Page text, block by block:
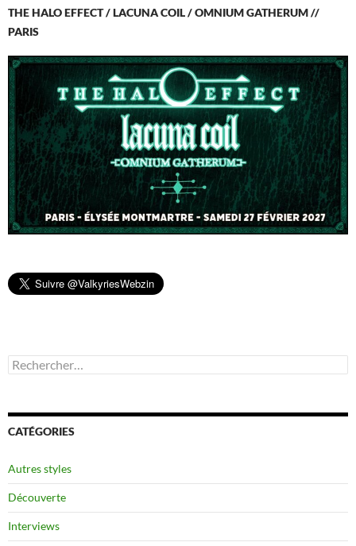
THE HALO EFFECT / LACUNA COIL / OMNIUM GATHERUM //
PARIS
Rechercher :
CATÉGORIES
Autres styles
Découverte
Interviews